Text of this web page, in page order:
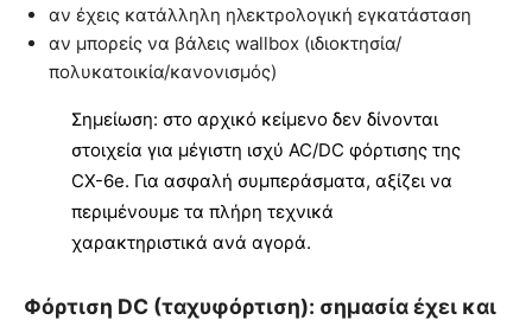
αν έχεις κατάλληλη ηλεκτρολογική εγκατάσταση
αν μπορείς να βάλεις wallbox (ιδιοκτησία/
πολυκατοικία/κανονισμός)
Σημείωση: στο αρχικό κείμενο δεν δίνονται
στοιχεία για μέγιστη ισχύ AC/DC φόρτισης της
CX-6e. Για ασφαλή συμπεράσματα, αξίζει να
περιμένουμε τα πλήρη τεχνικά
χαρακτηριστικά ανά αγορά.
Φόρτιση DC (ταχυφόρτιση): σημασία έχει και